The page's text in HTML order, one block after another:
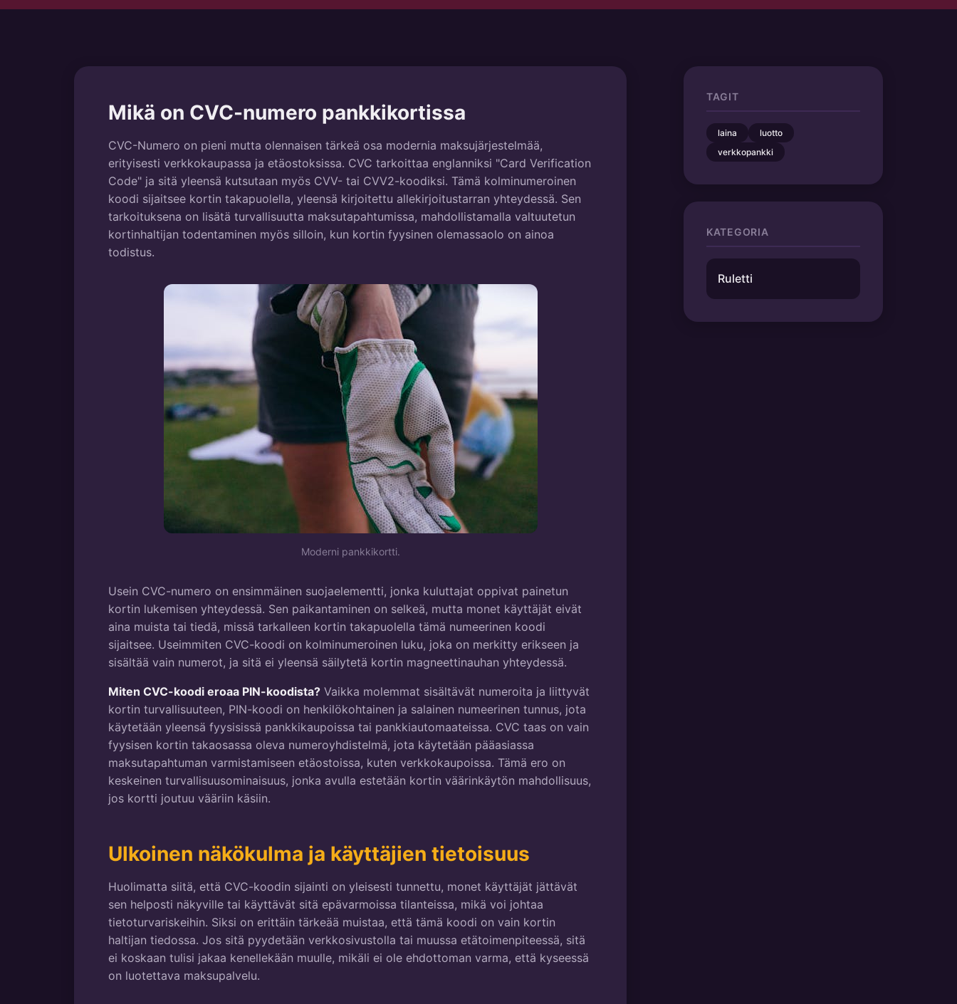
Mikä on CVC-numero pankkikortissa
CVC-Numero on pieni mutta olennaisen tärkeä osa modernia maksujärjestelmää,
erityisesti verkkokaupassa ja etäostoksissa. CVC tarkoittaa englanniksi "Card Verification
Code" ja sitä yleensä kutsutaan myös CVV- tai CVV2-koodiksi. Tämä kolminumeroinen
koodi sijaitsee kortin takapuolella, yleensä kirjoitettu allekirjoitustarran yhteydessä. Sen
tarkoituksena on lisätä turvallisuutta maksutapahtumissa, mahdollistamalla valtuutetun
kortinhaltijan todentaminen myös silloin, kun kortin fyysinen olemassaolo on ainoa
todistus.
Moderni pankkikortti.
Usein CVC-numero on ensimmäinen suojaelementti, jonka kuluttajat oppivat painetun
kortin lukemisen yhteydessä. Sen paikantaminen on selkeä, mutta monet käyttäjät eivät
aina muista tai tiedä, missä tarkalleen kortin takapuolella tämä numeerinen koodi
sijaitsee. Useimmiten CVC-koodi on kolminumeroinen luku, joka on merkitty erikseen ja
sisältää vain numerot, ja sitä ei yleensä säilytetä kortin magneettinauhan yhteydessä.
Miten CVC-koodi eroaa PIN-koodista? Vaikka molemmat sisältävät numeroita ja liittyvät
kortin turvallisuuteen, PIN-koodi on henkilökohtainen ja salainen numeerinen tunnus, jota
käytetään yleensä fyysisissä pankkikaupoissa tai pankkiautomaateissa. CVC taas on vain
fyysisen kortin takaosassa oleva numeroyhdistelmä, jota käytetään pääasiassa
maksutapahtuman varmistamiseen etäostoissa, kuten verkkokaupoissa. Tämä ero on
keskeinen turvallisuusominaisuus, jonka avulla estetään kortin väärinkäytön mahdollisuus,
jos kortti joutuu vääriin käsiin.
Ulkoinen näkökulma ja käyttäjien tietoisuus
Huolimatta siitä, että CVC-koodin sijainti on yleisesti tunnettu, monet käyttäjät jättävät
sen helposti näkyville tai käyttävät sitä epävarmoissa tilanteissa, mikä voi johtaa
tietoturvariskeihin. Siksi on erittäin tärkeää muistaa, että tämä koodi on vain kortin
haltijan tiedossa. Jos sitä pyydetään verkkosivustolla tai muussa etätoimenpiteessä, sitä
ei koskaan tulisi jakaa kenellekään muulle, mikäli ei ole ehdottoman varma, että kyseessä
on luotettava maksupalvelu.
TAGIT
laina
luotto
verkkopankki
KATEGORIA
Ruletti